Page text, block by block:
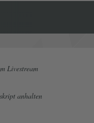
Livestream
anhalten